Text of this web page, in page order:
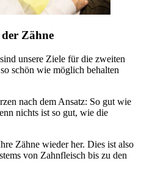
Zähne
sind unsere Ziele für die zweiten
schön wie möglich behalten
nach dem Ansatz: So gut wie
nichts ist so gut, wie die
Zähne wieder her. Dies ist also
von Zahnfleisch bis zu den